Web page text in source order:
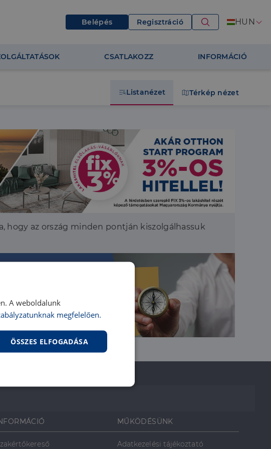
Belépés Regisztráció HUN
CSATLAKOZZ INFORMÁCIÓ
Listanézet Térkép nézet
hogy az ország minden pontján kiszolgálhassuk
MŰKÖDÉSÜNK
Adatkezelési tájékoztató
A weboldalunk
megfelelően.
ÖSSZES ELFOGADÁSA
Funkcionalitás